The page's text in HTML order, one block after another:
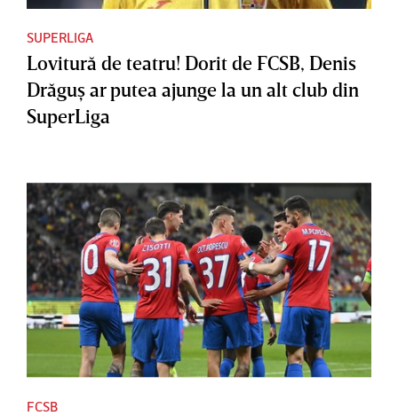
SUPERLIGA
Lovitură de teatru! Dorit de FCSB, Denis
Drăguş ar putea ajunge la un alt club din
SuperLiga
FCSB